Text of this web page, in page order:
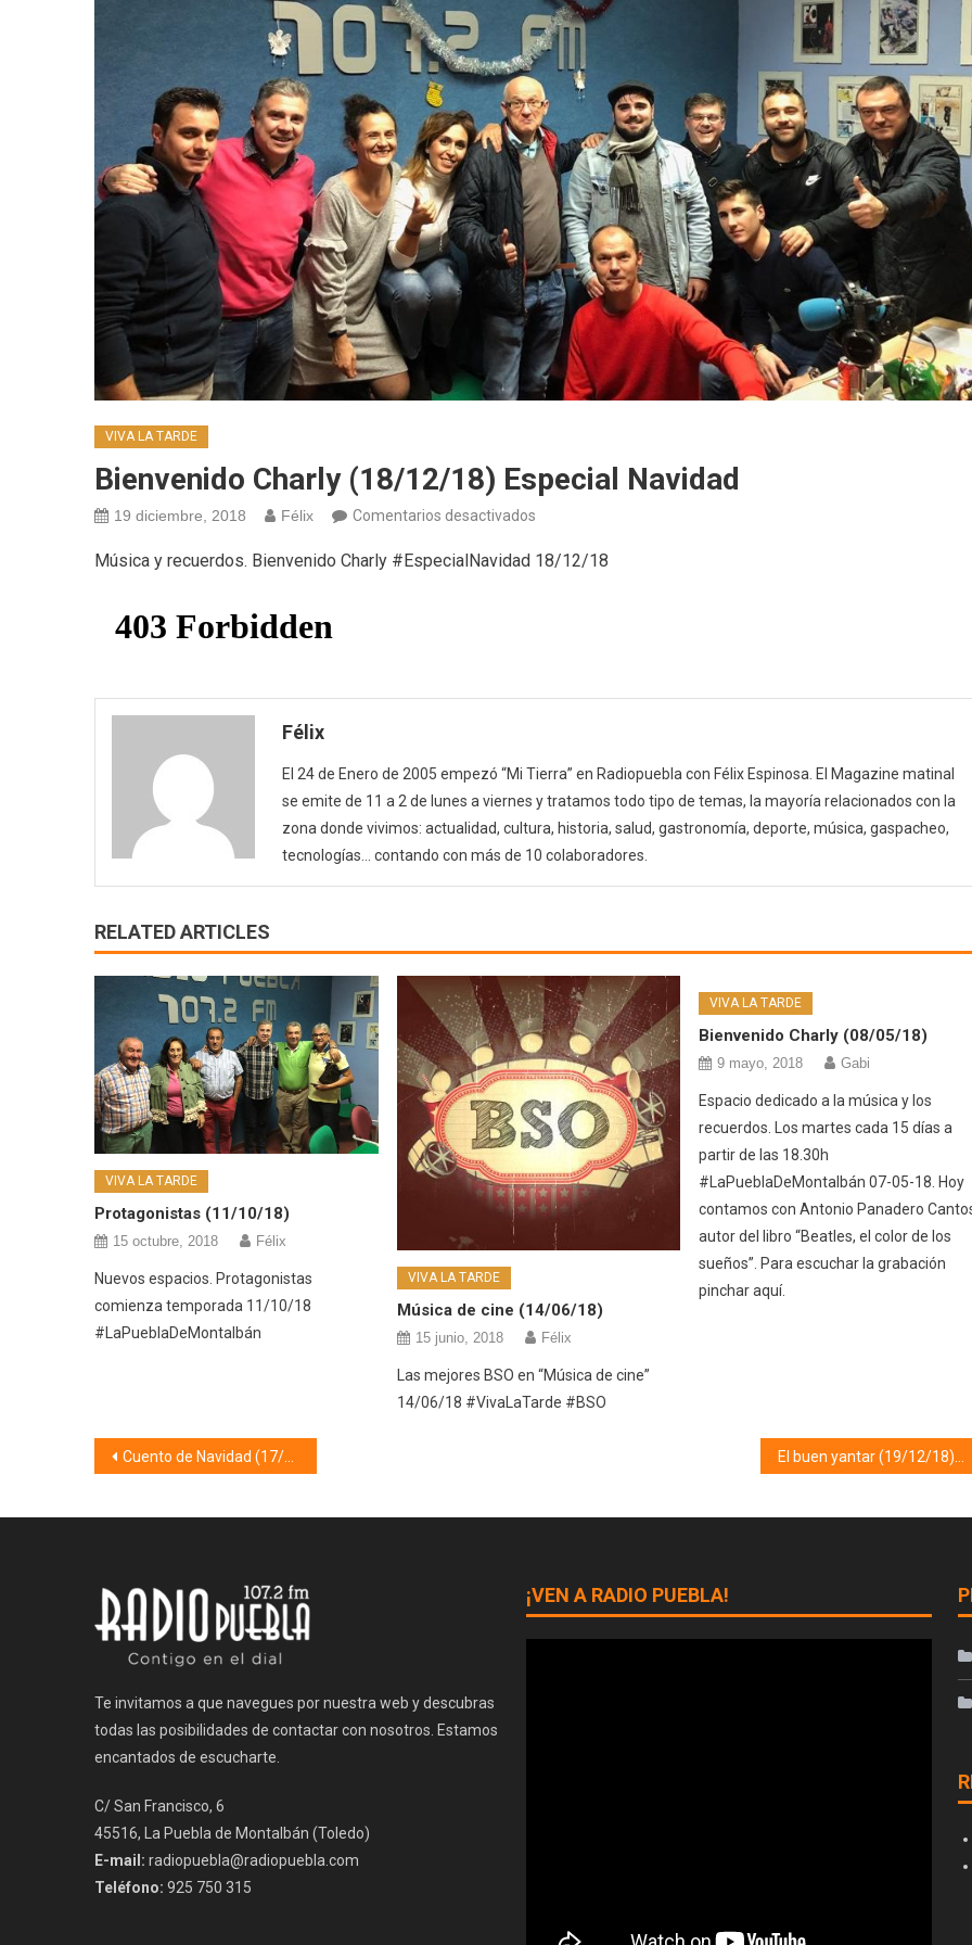
VIVA LA TARDE
Bienvenido Charly (18/12/18) Especial Navidad
19 diciembre, 2018 Félix Comentarios desactivados
Charly
Música y recuerdos. Bienvenido Charly #EspecialNavidad 18/12/18
Félix
El 24 de Enero de 2005 empezó “Mi Tierra” en Radiopuebla con Félix Espinosa. El Magazine matinal
se emite de 11 a 2 de lunes a viernes y tratamos todo tipo de temas, la mayoría relacionados con la
zona donde vivimos: actualidad, cultura, historia, salud, gastronomía, deporte, música, gaspacheo,
tecnologías… contando con más de 10 colaboradores.
RELATED ARTICLES
VIVA LA TARDE
Protagonistas (11/10/18)
15 octubre, 2018 Félix
Nuevos espacios. Protagonistas
comienza temporada 11/10/18
#LaPueblaDeMontalbán
VIVA LA TARDE
Música de cine (14/06/18)
15 junio, 2018 Félix
Las mejores BSO en “Música de cine”
14/06/18 #VivaLaTarde #BSO
VIVA LA TARDE
Bienvenido Charly (08/05/18)
9 mayo, 2018 Gabi
Espacio dedicado a la música y los
recuerdos. Los martes cada 15 días a
partir de las 18.30h
#LaPueblaDeMontalbán 07-05-18. Hoy
contamos con Antonio Panadero
autor del libro “Beatles, el color de los
sueños”. Para escuchar la grabación
pinchar aquí.
Navegación
Cuento de Navidad (17/12/18) El buen yantar (19/12/18) Navidad
Te invitamos a que navegues por nuestra web y descubras
todas las posibilidades de contactar con nosotros. Estamos
encantados de escucharte.
C/ San Francisco, 6
45516, La Puebla de Montalbán (Toledo)
E-mail: radiopuebla@radiopuebla.com
Teléfono: 925 750 315
¡VEN A RADIO PUEBLA!